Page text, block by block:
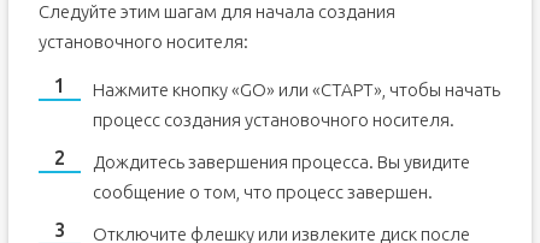
Следуйте этим шагам для начала создания
установочного носителя:
Нажмите кнопку «GO» или «СТАРТ», чтобы начать
процесс создания установочного носителя.
Дождитесь завершения процесса. Вы увидите
сообщение о том, что процесс завершен.
Отключите флешку или извлеките диск после